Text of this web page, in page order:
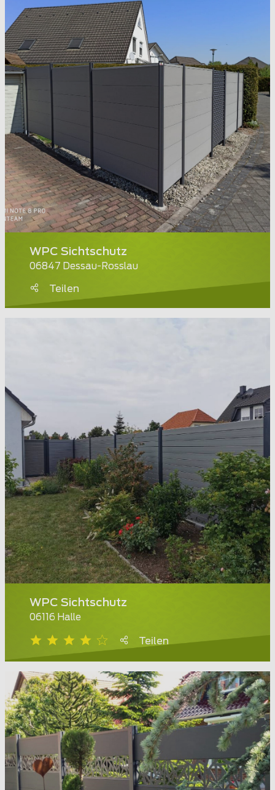
WPC Sichtschutz
06847 Dessau-Rosslau
Teilen
WPC Sichtschutz
06116 Halle
Teilen